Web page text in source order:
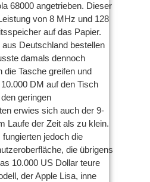
68000 angetrieben. Dieser
von 8 MHz und 128
auf das Papier.
Deutschland bestellen
damals dennoch
die Tasche greifen und
DM auf den Tisch
geringen
erwies sich auch der 9-
Laufe der Zeit als zu klein.
jedoch die
die übrigens
10.000 US Dollar teure
der Apple Lisa, inne